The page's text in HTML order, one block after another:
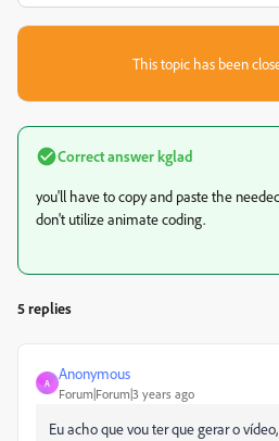
This topic has been
Correct answerkglad
you'll have to copy and paste the
don't utilize animate coding.
5 replies
A
Anonymous
Forum|Forum|3 years ago
Eu acho que vou ter que gerar o